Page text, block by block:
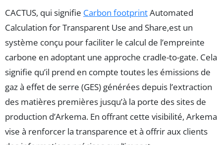
CACTUS, qui signifie Carbon footprintAutomated
Calculation for Transparent Use and Share,est un
système conçu pour faciliter le calcul de l’empreinte
carbone en adoptant une approche cradle-to-gate. Cela
signifie qu’il prend en compte toutes les émissions de
gaz à effet de serre (GES) générées depuis l’extraction
des matières premières jusqu’à la porte des sites de
production d’Arkema. En offrant cette visibilité, Arkema
vise à renforcer la transparence et à offrir aux clients